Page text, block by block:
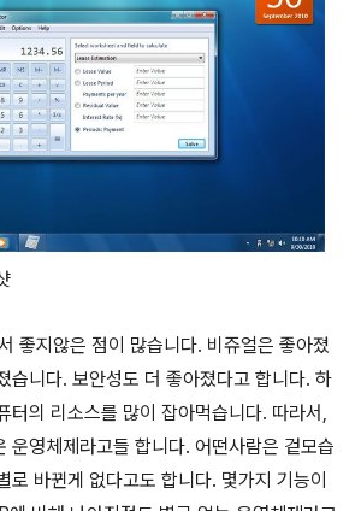
좋지않은 점이 많습니다. 비쥬얼은 좋아졌
습니다. 보안성도 더 좋아졌다고 합니다. 하
터의 리소스를 많이 잡아먹습니다. 따라서,
운영체제라고들 합니다. 어떤사람은 겉모습
로 바뀐게 없다고도 합니다. 몇가지 기능이